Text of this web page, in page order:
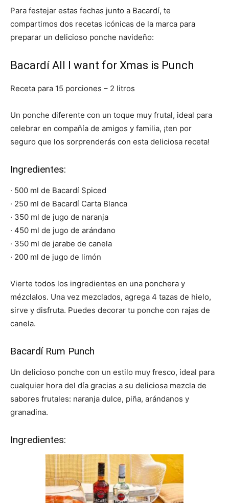
Para festejar estas fechas junto a Bacardí, te
compartimos dos recetas icónicas de la marca para
preparar un delicioso ponche navideño:
Bacardí All I want for Xmas is Punch
Receta para 15 porciones – 2 litros
Un ponche diferente con un toque muy frutal, ideal para
celebrar en compañía de amigos y familia, ¡ten por
seguro que los sorprenderás con esta deliciosa receta!
Ingredientes:
· 500 ml de Bacardí Spiced
· 250 ml de Bacardí Carta Blanca
· 350 ml de jugo de naranja
· 450 ml de jugo de arándano
· 350 ml de jarabe de canela
· 200 ml de jugo de limón
Vierte todos los ingredientes en una ponchera y
mézclalos. Una vez mezclados, agrega 4 tazas de hielo,
sirve y disfruta. Puedes decorar tu ponche con rajas de
canela.
Bacardí Rum Punch
Un delicioso ponche con un estilo muy fresco, ideal para
cualquier hora del día gracias a su deliciosa mezcla de
sabores frutales: naranja dulce, piña, arándanos y
granadina.
Ingredientes: